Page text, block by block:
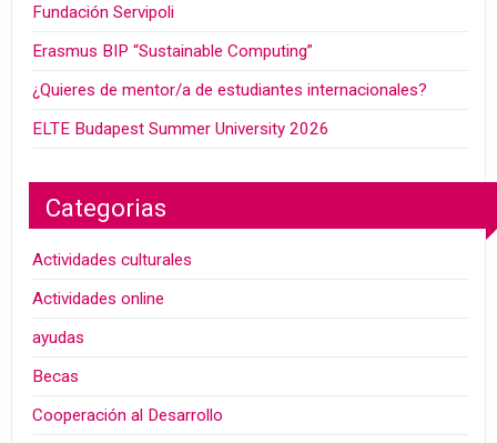
Fundación Servipoli
Erasmus BIP “Sustainable Computing”
¿Quieres de mentor/a de estudiantes internacionales?
ELTE Budapest Summer University 2026
Categorias
Actividades culturales
Actividades online
ayudas
Becas
Cooperación al Desarrollo